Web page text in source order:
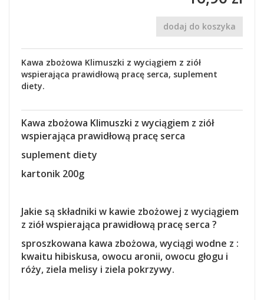
dodaj do koszyka
Kawa zbożowa Klimuszki z wyciągiem z ziół
wspierająca prawidłową pracę serca, suplement
diety.
Kawa zbożowa Klimuszki z wyciągiem z ziół
wspierająca prawidłową pracę serca
suplement diety
kartonik 200g
Jakie są składniki w kawie zbożowej z wyciągiem
z ziół wspierająca prawidłową pracę serca ?
sproszkowana kawa zbożowa, wyciągi wodne z :
kwaitu hibiskusa, owocu aronii, owocu głogu i
róży, ziela melisy i ziela pokrzywy.